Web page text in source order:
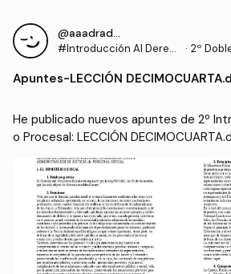
@aaadrados
#Introducción Al Derec
· 2º
ración
Apuntes-LECCIÓN
He publicado nuevos apuntes de 2º
o Procesal: LECCIÓN